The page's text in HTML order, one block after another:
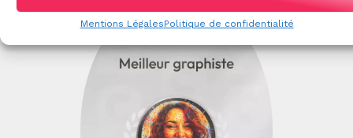
Mentions LégalesPolitique de confidentialité